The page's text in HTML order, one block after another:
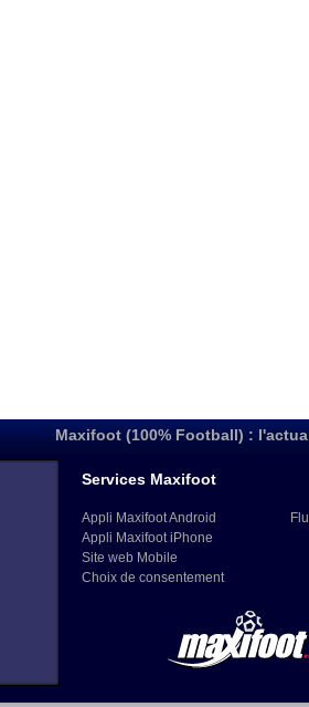
Maxifoot (100% Football) :
Services Maxifoot
Appli Maxifoot Android
Appli Maxifoot iPhone
Site web Mobile
Choix de consentement